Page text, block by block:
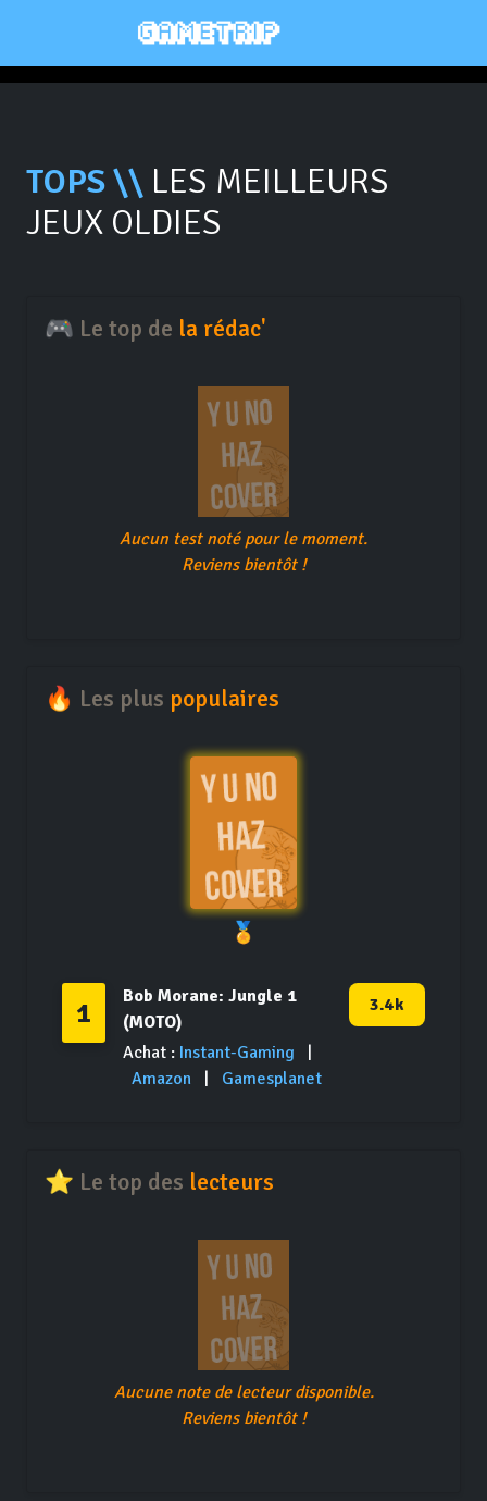
TOPS \\ LES MEILLEURS
JEUX OLDIES
🎮 Le top de la rédac'
Aucun test noté pour le moment.
Reviens bientôt !
🔥 Les plus populaires
🏅
1
Bob Morane: Jungle 1
(MOTO)
Achat : Instant-Gaming
Amazon
Gamesplanet
3.4k
⭐ Le top des lecteurs
Aucune note de lecteur disponible.
Reviens bientôt !